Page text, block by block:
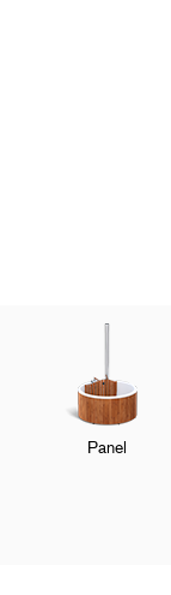
Panel